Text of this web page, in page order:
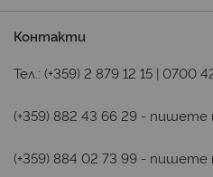
Контакти
Тел.: (+359) 2 879 12 15 | 0700
(+359) 882 43 66 29 - пишете
(+359) 884 02 73 99 - пишете